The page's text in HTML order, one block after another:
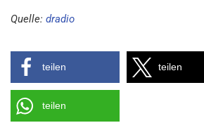
Quelle: dradio
teilen teilen
teilen